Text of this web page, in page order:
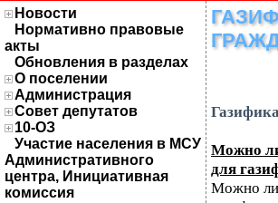
Новости
Нормативно правовые
акты
Обновления в разделах
О поселении
Администрация
Совет депутатов
10-ОЗ
Участие населения в МСУ
Административного
центра, Инициативная
комиссия
Можно
для
Можно ли